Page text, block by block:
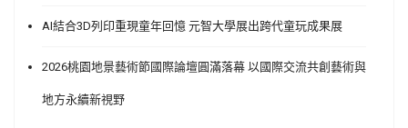
AI結合3D列印重現童年回憶 元智大學展出跨代童玩成果展
2026桃園地景藝術節國際論壇圓滿落幕 以國際交流共創藝術與
地方永續新視野